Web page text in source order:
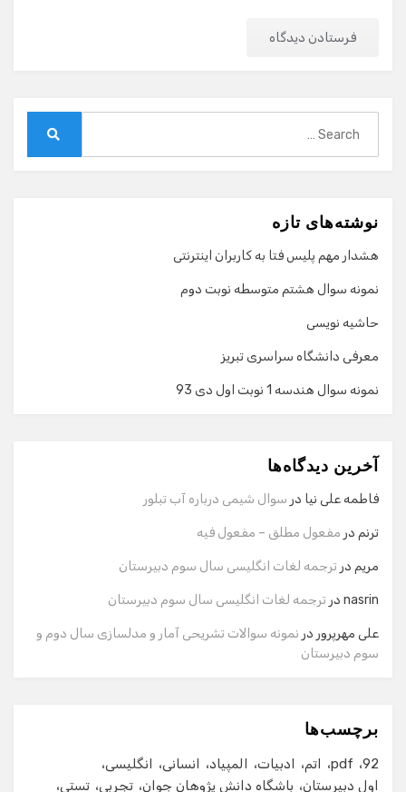
نوشته‌های تازه
هشدار مهم پلیس فتا به کاربران اینترنتی
نمونه سوال هشتم متوسطه نوبت دوم
حاشیه نویسی
معرفی دانشگاه سراسری تبریز
نمونه سوال هندسه 1 نوبت اول دی 93
آخرین دیدگاه‌ها
فاطمه علی نیا در سوال شیمی درباره آب تبلور
ترنم در مفعول مطلق – مفعول فیه
مریم در ترجمه لغات انگلیسی سال سوم دبیرستان
nasrin در ترجمه لغات انگلیسی سال سوم دبیرستان
علی مهرپرور در نمونه سوالات تشریحی آمار و مدلسازی سال دوم و
سوم دبیرستان
برچسب‌ها
92
pdf اتم ادبیات المپیاد انسانی
انگلیسی
اول دبیرستان
باشگاه دانش پژوهان جوان تجربی تستی
گفت‌وگو با دستیار هوشمند
سلام! برای شروع گفت‌وگو لطفاً شماره تماس یا ایمیل خود را
وارد کنید.
ایمیل